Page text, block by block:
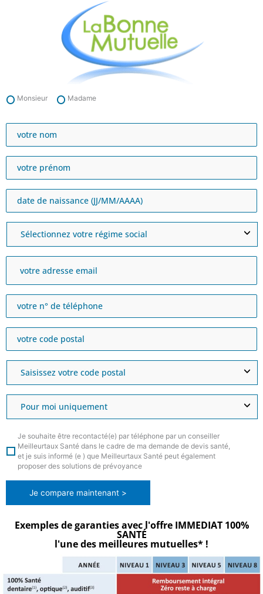
Exemples de garanties avec l'offre IMMEDIAT 100%
SANTÉ
l'une des meilleures mutuelles* !
Monsieur Madame
Je souhaite être recontacté(e) par téléphone par un conseiller
Meilleurtaux Santé dans le cadre de ma demande de devis santé,
et je suis informé (e ) que Meilleurtaux Santé peut également
proposer des solutions de prévoyance
Je compare maintenant >